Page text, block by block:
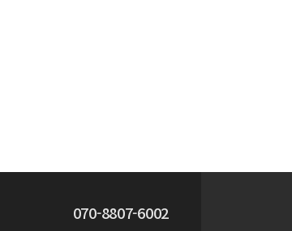
070-8807-6002